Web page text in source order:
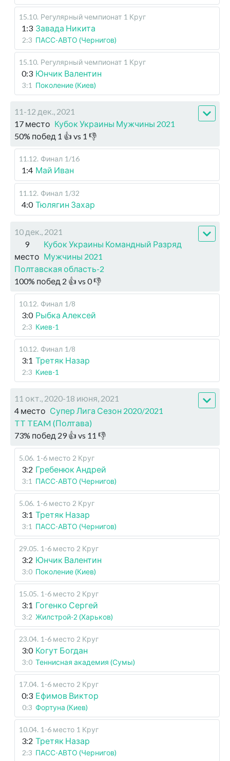
15.10. Регулярный чемпионат 1 Круг
1:3 Завада Никита
2:3 ПАСС-АВТО (Чернигов)
15.10. Регулярный чемпионат 1 Круг
0:3 Юнчик Валентин
3:1 Поколение (Киев)
11-12 дек., 2021
17 место Кубок Украины Мужчины 2021
50% побед 1 👍 vs 1 👎
11.12. Финал 1/16
1:4 Май Иван
11.12. Финал 1/32
4:0 Тюлягин Захар
10 дек., 2021
9
место
Кубок Украины Командный Разряд
Мужчины 2021
Полтавская область-2
100% побед 2 👍 vs 0👎
10.12. Финал 1/8
3:0 Рыбка Алексей
2:3 Киев-1
10.12. Финал 1/8
3:1 Третяк Назар
2:3 Киев-1
11 окт., 2020-18 июня, 2021
4 место Супер Лига Сезон 2020/2021
TT TEAM (Полтава)
73% побед 29👍 vs 11 👎
5.06. 1-6 место 2 Круг
3:2 Гребенюк Андрей
3:1 ПАСС-АВТО (Чернигов)
5.06. 1-6 место 2 Круг
3:1 Третяк Назар
3:1 ПАСС-АВТО (Чернигов)
29.05. 1-6 место 2 Круг
3:2 Юнчик Валентин
3:0 Поколение (Киев)
15.05. 1-6 место 2 Круг
3:1 Гогенко Сергей
3:2 Жилстрой-2 (Харьков)
23.04. 1-6 место 2 Круг
3:0 Когут Богдан
3:0 Теннисная академия (Сумы)
17.04. 1-6 место 2 Круг
0:3 Ефимов Виктор
0:3 Фортуна (Киев)
10.04. 1-6 место 1 Круг
3:2 Третяк Назар
2:3 ПАСС-АВТО (Чернигов)